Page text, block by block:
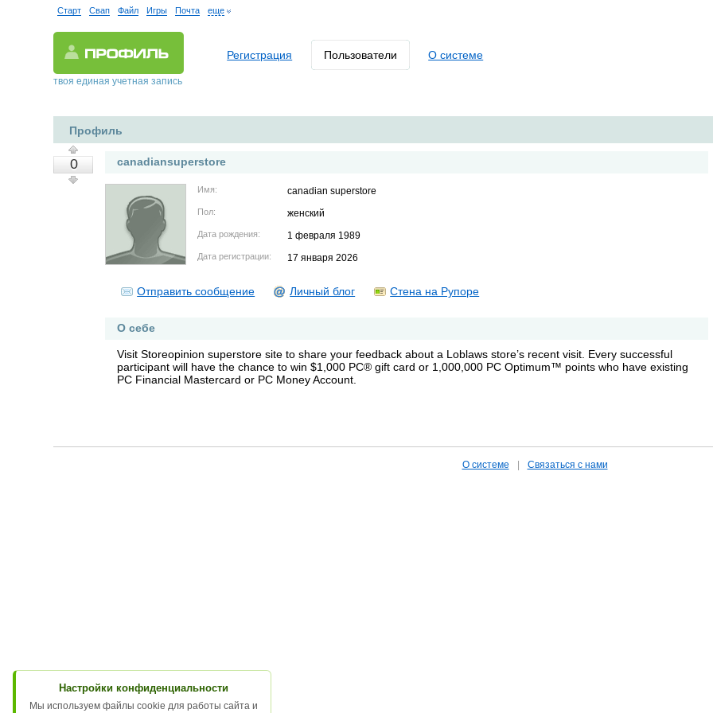
Старт Свап Файл Игры Почта еще
твоя единая учетная запись
Регистрация Пользователи О системе
Профиль
0 canadiansuperstore
Имя: canadian superstore
Пол: женский
Дата рождения: 1 февраля 1989
Дата регистрации: 17 января 2026
Отправить сообщение Личный блог Стена на Рупоре
О себе
Visit Storeopinion superstore site to share your feedback about a Loblaws store’s recent visit. Every successful
participant will have the chance to win $1,000 PC® gift card or 1,000,000 PC Optimum™ points who have existing
PC Financial Mastercard or PC Money Account.
О системе Связаться с нами
Настройки конфиденциальности
Мы используем файлы cookie для работы сайта и